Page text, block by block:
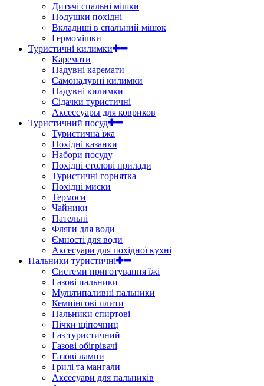
Дитячі спальні мішки
Подушки похідні
Вкладиші в спальний мішок
Гермомішки
Туристичні килимки
Каремати
Надувні каремати
Самонадувні килимки
Надувні килимки
Сідачки туристичні
Аксессуары для ковриков
Туристичний посуд
Туристична їжа
Похідні казанки
Набори посуду
Похідні столові прилади
Туристичні горнятка
Похідні миски
Термоси
Чайники
Пательні
Фляги для води
Ємності для води
Аксесуари для похідної кухні
Пальники туристичні
Системи приготування їжі
Газові пальники
Мультипаливні пальники
Кемпінгові плити
Пальники спиртові
Пічки щіпочниц
Газ туристичний
Газові обігрівачі
Газові лампи
Грилі та мангали
Аксесуари для пальників